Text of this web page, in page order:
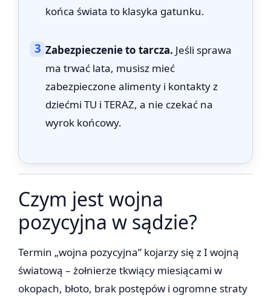
końca świata to klasyka gatunku.
3 Zabezpieczenie to tarcza. Jeśli sprawa
ma trwać lata, musisz mieć
zabezpieczone alimenty i kontakty z
dziećmi TU i TERAZ, a nie czekać na
wyrok końcowy.
Czym jest wojna
pozycyjna w sądzie?
Termin „wojna pozycyjna” kojarzy się z I wojną
światową – żołnierze tkwiący miesiącami w
okopach, błoto, brak postępów i ogromne straty